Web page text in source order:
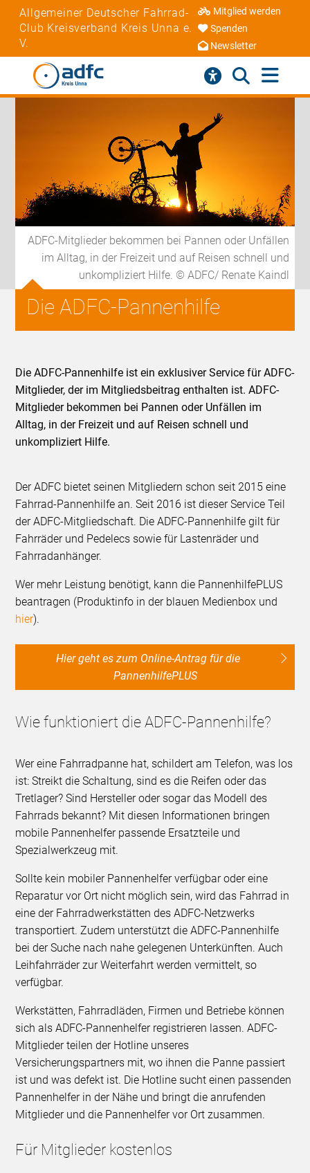
Allgemeiner Deutscher Fahrrad-
Club Kreisverband Kreis Unna e.
V.
Mitglied werden
Spenden
Newsletter
ADFC-Mitglieder bekommen bei Pannen oder Unfällen
im Alltag, in der Freizeit und auf Reisen schnell und
unkompliziert Hilfe. © ADFC/ Renate Kaindl
Die ADFC-Pannenhilfe
Die ADFC-Pannenhilfe ist ein exklusiver Service für ADFC-
Mitglieder, der im Mitgliedsbeitrag enthalten ist. ADFC-
Mitglieder bekommen bei Pannen oder Unfällen im
Alltag, in der Freizeit und auf Reisen schnell und
unkompliziert Hilfe.
Der ADFC bietet seinen Mitgliedern schon seit 2015 eine
Fahrrad-Pannenhilfe an. Seit 2016 ist dieser Service Teil
der ADFC-Mitgliedschaft. Die ADFC-Pannenhilfe gilt für
Fahrräder und Pedelecs sowie für Lastenräder und
Fahrradanhänger.
Wer mehr Leistung benötigt, kann die PannenhilfePLUS
beantragen (Produktinfo in der blauen Medienbox und
hier).
Hier geht es zum Online-Antrag für die
PannenhilfePLUS
Wie funktioniert die ADFC-Pannenhilfe?
Wer eine Fahrradpanne hat, schildert am Telefon, was los
ist: Streikt die Schaltung, sind es die Reifen oder das
Tretlager? Sind Hersteller oder sogar das Modell des
Fahrrads bekannt? Mit diesen Informationen bringen
mobile Pannenhelfer passende Ersatzteile und
Spezialwerkzeug mit.
Sollte kein mobiler Pannenhelfer verfügbar oder eine
Reparatur vor Ort nicht möglich sein, wird das Fahrrad in
eine der Fahrradwerkstätten des ADFC-Netzwerks
transportiert. Zudem unterstützt die ADFC-Pannenhilfe
bei der Suche nach nahe gelegenen Unterkünften. Auch
Leihfahrräder zur Weiterfahrt werden vermittelt, so
verfügbar.
Werkstätten, Fahrradläden, Firmen und Betriebe können
sich als ADFC-Pannenhelfer registrieren lassen. ADFC-
Mitglieder teilen der Hotline unseres
Versicherungspartners mit, wo ihnen die Panne passiert
ist und was defekt ist. Die Hotline sucht einen passenden
Pannenhelfer in der Nähe und bringt die anrufenden
Mitglieder und die Pannenhelfer vor Ort zusammen.
Für Mitglieder kostenlos